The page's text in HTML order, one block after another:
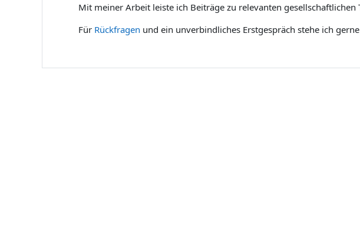
Mit meiner Arbeit leiste ich Beiträge zu relevanten
Für Rückfragen und ein unverbindliches Erstgespräch stehe ich